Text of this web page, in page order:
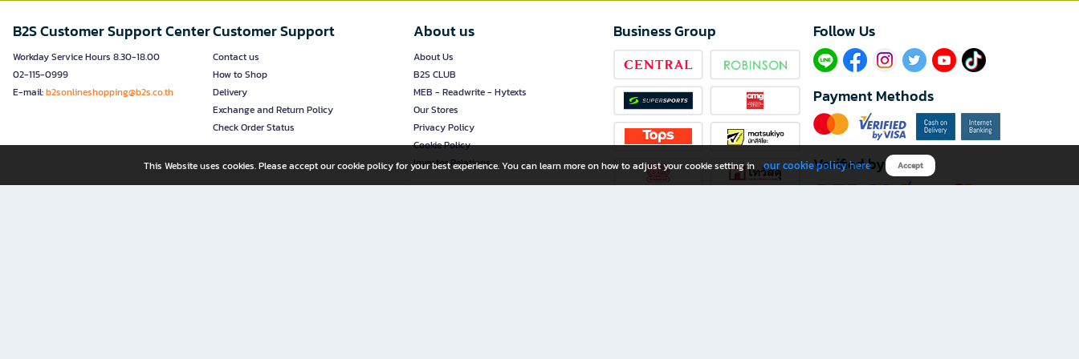
B2S Customer Support Center
Workday Service Hours 8.30-18.00
02-115-0999
E-mail:b2sonlineshopping@b2s.co.th
Customer Support
Contact us
How to Shop
Delivery
Exchange and Return Policy
Check Order Status
About us
About Us
B2S CLUB
MEB - Readwrite - Hytexts
Our Stores
Privacy Policy
Cookie Policy
Investor Relations
Business Group Follow Us​
Payment Methods
Verified by
This Website uses cookies. Please accept our cookie policy for your best experience. You can learn more on how to adjust your cookie setting in our cookie policy here Accept